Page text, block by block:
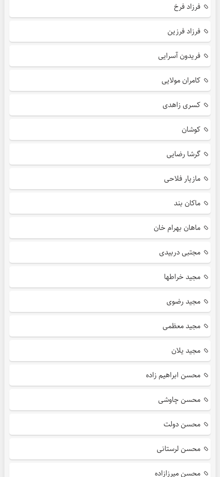
فرزاد فرخ
فرزاد فرزین
فریدون آسرایی
کامران مولایی
کسری زاهدی
کوشان
گرشا رضایی
مازیار فلاحی
ماکان بند
ماهان بهرام خان
مجتبی دربیدی
مجید خراطها
مجید رضوی
مجید معظمی
مجید یلان
محسن ابراهیم زاده
محسن چاوشی
محسن دولت
محسن لرستانی
محسن میرزازاده